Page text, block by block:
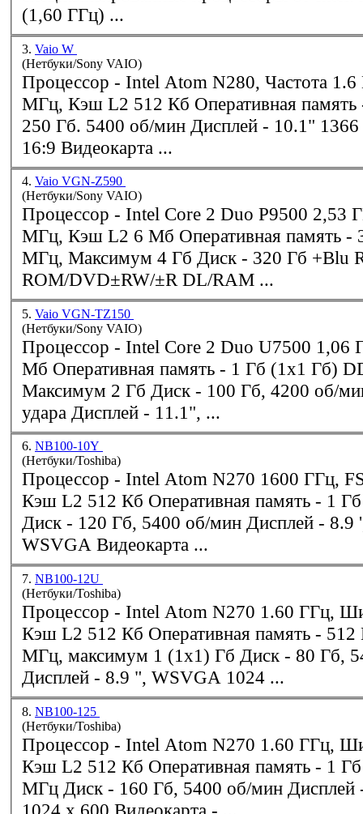
(1,60 ГГц) ...
3. Vaio W
(Нетбуки/Sony VAIO)
Процессор - Intel Atom N280, Частота 1.6 ГГц, Шина 667
МГц, Кэш L2 512 Кб Оперативная память - 1 Гб Диск -
250 Гб. 5400 об/мин Дисплей - 10.1" 1366 x 768 WXGA
16:9 Видеокарта ...
4. Vaio VGN-Z590
(Нетбуки/Sony VAIO)
Процессор - Intel Core 2 Duo P9500 2,53
МГц, Кэш L2 6 Мб Оперативная память - 3 Гб, DDR2, 667
МГц, Максимум 4 Гб Диск - 320 Гб +Blu Ray (BD-R/-RE/-
ROM/DVD±RW/±R DL/RAM ...
5. Vaio VGN-TZ150
(Нетбуки/Sony VAIO)
Процессор - Intel Core 2 Duo U7500 1,06
Мб Оперативная память - 1 Гб (1x1 Гб) DDR2 533 МГц,
Максимум 2 Гб Диск - 100 Гб, 4200 об/мин, с защитой от
удара Дисплей - 11.1", ...
6. NB100-10Y
(Нетбуки/Toshiba)
Процессор - Intel Atom N270 1600 ГГц,
Кэш L2 512 Кб Оперативная память - 1 Гб DDR2, 667МГц
Диск - 120 Гб, 5400 об/мин Дисплей - 8.9 ', 1024x600
WSVGA Видеокарта ...
7. NB100-12U
(Нетбуки/Toshiba)
Процессор - Intel Atom N270 1.60 ГГц,
Кэш L2 512 Кб Оперативная память - 512 Мб DDR2, 667
МГц, максимум 1 (1x1) Гб Диск - 80 Гб, 5400 об/мин
Дисплей - 8.9 ", WSVGA 1024 ...
8. NB100-125
(Нетбуки/Toshiba)
Процессор - Intel Atom N270 1.60 ГГц,
Кэш L2 512 Кб Оперативная память - 1 Гб DDR2, 667
МГц Диск - 160 Гб, 5400 об/мин Дисплей - 8.9'', WSVGA
1024 x 600 Видеокарта - ...